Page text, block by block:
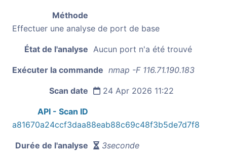
Méthode
Effectuer une analyse de port de base
État de l'analyse Aucun port n'a été trouvé
Exécuter la commande nmap -F 116.71.190.183
Scan date 24 Apr 2026 11:22
API - Scan ID
a81670a24ccf3daa88eab88c69c48f3b5de7d7f8
Durée de l'analyse 3seconde